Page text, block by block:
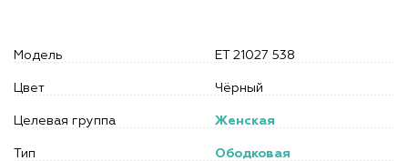
Модель ET 21027 538
Цвет Чёрный
Целевая группа Женская
Тип Ободковая